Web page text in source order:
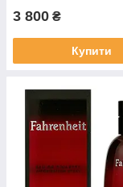
3 800 ₴
Купити